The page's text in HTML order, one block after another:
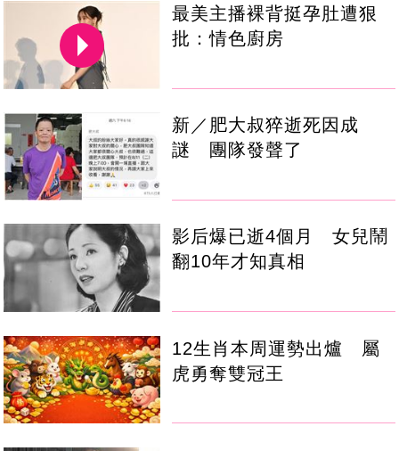
最美主播裸背挺孕肚遭狠
批：情色廚房
新／肥大叔猝逝死因成
謎 團隊發聲了
影后爆已逝4個月 女兒鬧
翻10年才知真相
12生肖本周運勢出爐 屬
虎勇奪雙冠王